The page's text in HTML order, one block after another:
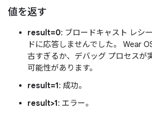
値を返す
result=0: ブロードキャスト レシ
ドに応答しませんでした。 Wear
古すぎるか、デバッグ プロセスが
可能性があります。
result=1: 成功。
result>1: エラー。